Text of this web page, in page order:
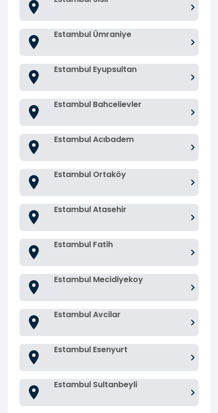
Estambul Ümraniye
Estambul Eyupsultan
Estambul Bahcelievler
Estambul Acıbadem
Estambul Ortaköy
Estambul Atasehir
Estambul Fatih
Estambul Mecidiyekoy
Estambul Avcilar
Estambul Esenyurt
Estambul Sultanbeyli